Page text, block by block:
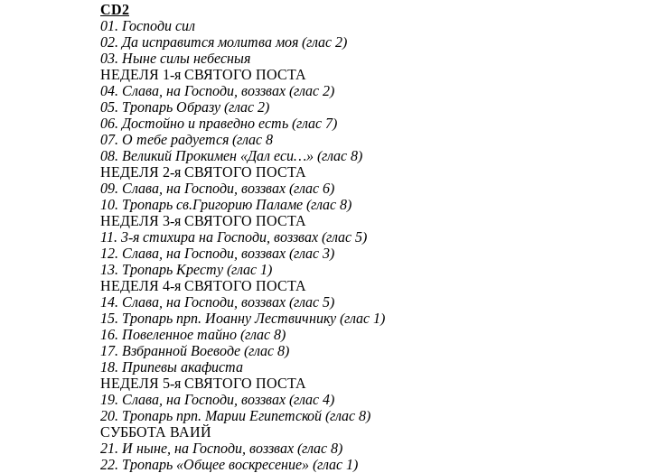
CD2
01. Господи сил
02. Да исправится молитва моя (глас 2)
03. Ныне силы небесныя
НЕДЕЛЯ 1-я СВЯТОГО ПОСТА
04. Слава, на Господи, воззвах (глас 2)
05. Тропарь Образу (глас 2)
06. Достойно и праведно есть (глас 7)
07. О тебе радуется (глас 8
08. Великий Прокимен «Дал еси…» (глас 8)
НЕДЕЛЯ 2-я СВЯТОГО ПОСТА
09. Слава, на Господи, воззвах (глас 6)
10. Тропарь св.Григорию Паламе (глас 8)
НЕДЕЛЯ 3-я СВЯТОГО ПОСТА
11. 3-я стихира на Господи, воззвах (глас 5)
12. Слава, на Господи, воззвах (глас 3)
13. Тропарь Кресту (глас 1)
НЕДЕЛЯ 4-я СВЯТОГО ПОСТА
14. Слава, на Господи, воззвах (глас 5)
15. Тропарь прп. Иоанну Лествичнику (глас 1)
16. Повеленное тайно (глас 8)
17. Взбранной Воеводе (глас 8)
18. Припевы акафиста
НЕДЕЛЯ 5-я СВЯТОГО ПОСТА
19. Слава, на Господи, воззвах (глас 4)
20. Тропарь прп. Марии Египетской (глас 8)
СУББОТА ВАИЙ
21. И ныне, на Господи, воззвах (глас 8)
22. Тропарь «Общее воскресение» (глас 1)